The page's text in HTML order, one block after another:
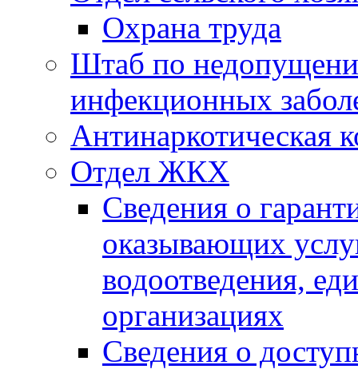
Охрана труда
Штаб по
инфекционных
Антинаркотическая
Отдел ЖКХ
Сведения о
оказывающих
водоотведения,
организациях
Сведения о